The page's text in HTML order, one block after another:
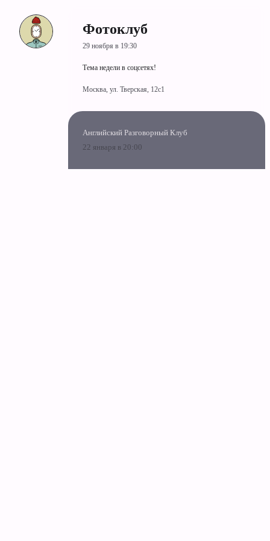
Фотоклуб
29 ноября в 19:30
Тема недели в соцсетях!
Москва, ул. Тверская, 12с1
Английский Разговорный Клуб
22 января в 20:00